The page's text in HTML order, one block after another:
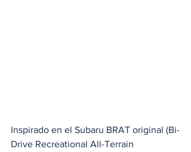
Inspirado en el Subaru BRAT original (Bi-
Drive Recreational All-Terrain